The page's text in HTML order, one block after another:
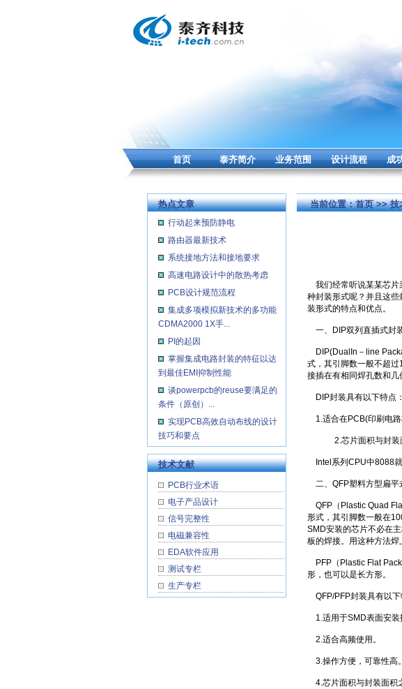
首页 泰齐简介 业务范围 设计流程 成
热点文章
行动起来预防静电
路由器最新技术
系统接地方法和接地要求
高速电路设计中的散热考虑
PCB设计规范流程
集成多项模拟新技术的多功能
CDMA2000 1X手...
PI的起因
掌握集成电路封装的特征以达
到最佳EMI抑制性能
谈powerpcb的reuse要满足的
条件（原创）...
实现PCB高效自动布线的设计
技巧和要点
技术文献
PCB行业术语
电子产品设计
信号完整性
电磁兼容性
EDA软件应用
测试专栏
生产专栏
当前位置：首页>>技
我们经常听说某某芯片
种封装形式呢？并且这
装形式的特点和优点。
一、DIP双列直插式封
DIP(DualIn－line
式，其引脚数一般不超
接插在有相同焊孔数和几
DIP封装具有以下特点：
1.适合在PCB(印刷电路
2.芯片面积与封装面
Intel系列CPU中8088就
二、QFP塑料方型扁平
QFP（Plastic Quad
形式，其引脚数一般在
SMD安装的芯片不必在
板的焊接。用这种方法焊
PFP（Plastic Flat
形，也可以是长方形。
QFP/PFP封装具有以下
1.适用于SMD表面安装
2.适合高频使用。
3.操作方便，可靠性高。
4.芯片面积与封装面积